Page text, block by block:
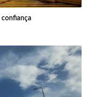
confiança